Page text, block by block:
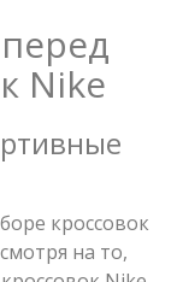
Nike
кроссовок
на то,